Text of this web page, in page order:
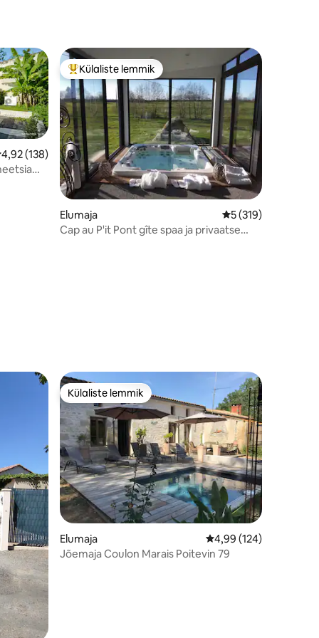
hinnang 4,92/5, 138 hinnangut
4,92 (138)
Külaliste suur lemmik
Külaliste lemmik
Elumaja Keskmine hinnang
5 (319)
Cap au P'it Pont gîte spaa ja privaatse
Külaliste lemmik
Külaliste lemmik
Elumaja Keskmine hinnang
4,99 (124)
Jõemaja Coulon Marais Poitevin 79